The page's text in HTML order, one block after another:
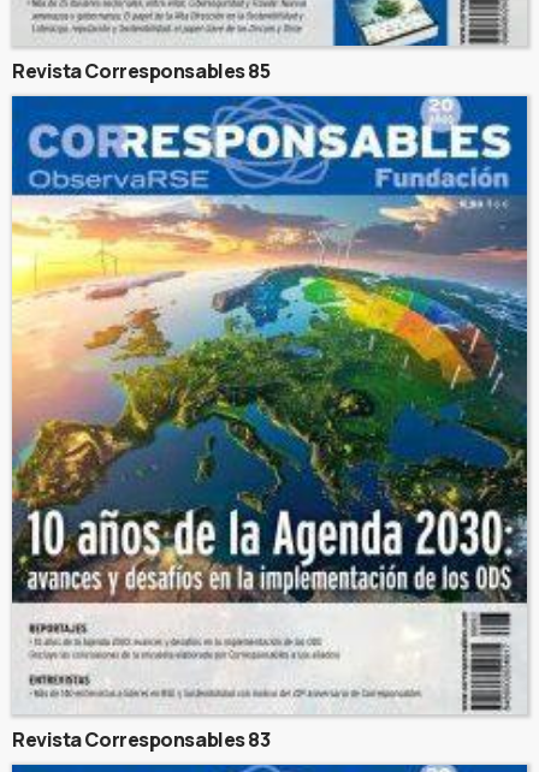
Revista Corresponsables 85
Revista Corresponsables 83